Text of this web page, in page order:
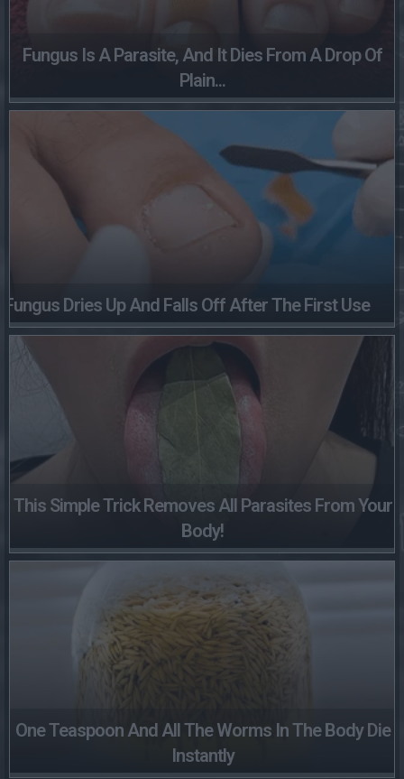
Fungus Is A Parasite, And It Dies From A Drop Of
Plain...
Fungus Dries Up And Falls Off After The First Use
This Simple Trick Removes All Parasites From Your
Body!
One Teaspoon And All The Worms In The Body Die
Instantly